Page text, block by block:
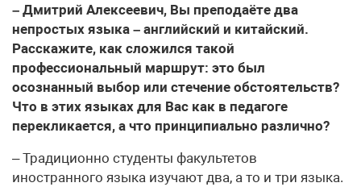
– Дмитрий Алексеевич, Вы преподаёте два
непростых языка – английский и китайский.
Расскажите, как сложился такой
профессиональный маршрут: это был
осознанный выбор или стечение обстоятельств?
Что в этих языках для Вас как в педагоге
перекликается, а что принципиально различно?
– Традиционно студенты факультетов
иностранного языка изучают два, а то и три языка.